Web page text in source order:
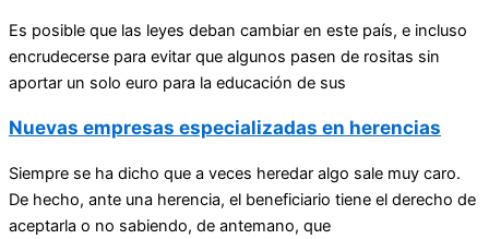
Es posible que las leyes deban cambiar en este país, e incluso
encrudecerse para evitar que algunos pasen de rositas sin
aportar un solo euro para la educación de sus
Nuevas empresas especializadas en herencias
Siempre se ha dicho que a veces heredar algo sale muy caro.
De hecho, ante una herencia, el beneficiario tiene el derecho de
aceptarla o no sabiendo, de antemano, que